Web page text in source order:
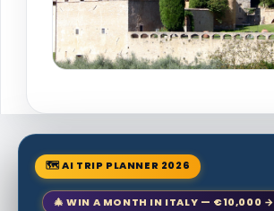
🗺 AI TRIP PLANNER 2026
🎄 WIN A MONTH IN ITALY — €10,000 →